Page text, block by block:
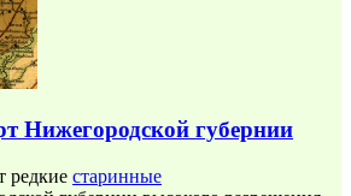
Нижегородской губернии
редкие старинные